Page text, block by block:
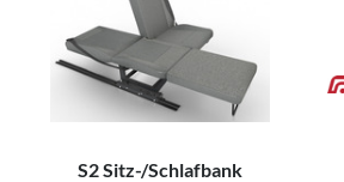
S2 Sitz-/Schlafbank